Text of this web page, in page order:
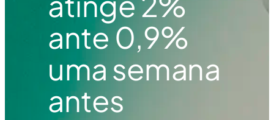
ante 0,9%
uma semana
antes